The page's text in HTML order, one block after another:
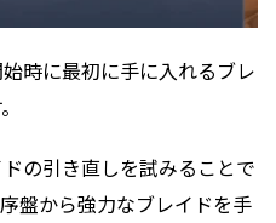
時に最初に手に入れるブレ
の引き直しを試みることで
盤から強力なブレイドを手